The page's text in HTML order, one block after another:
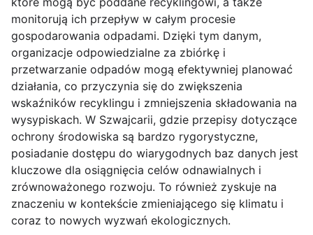
monitorują ich przepływ w całym procesie
gospodarowania odpadami. Dzięki tym danym,
organizacje odpowiedzialne za zbiórkę i
przetwarzanie odpadów mogą efektywniej planować
działania, co przyczynia się do zwiększenia
wskaźników recyklingu i zmniejszenia składowania na
wysypiskach. W Szwajcarii, gdzie przepisy dotyczące
ochrony środowiska są bardzo rygorystyczne,
posiadanie dostępu do wiarygodnych baz danych jest
kluczowe dla osiągnięcia celów odnawialnych i
zrównoważonego rozwoju. To również zyskuje na
znaczeniu w kontekście zmieniającego się klimatu i
coraz to nowych wyzwań ekologicznych.